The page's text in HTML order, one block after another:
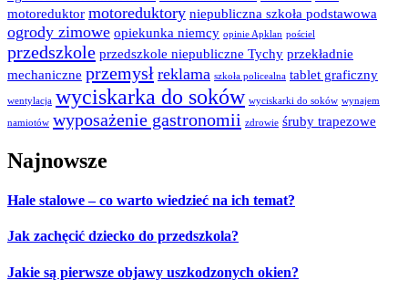
motoreduktor motoreduktory niepubliczna szkoła podstawowa
ogrody zimowe opiekunka niemcy opinie Apklan pościel
przedszkole przedszkole niepubliczne Tychy przekładnie
mechaniczne przemysł reklama szkoła policealna tablet graficzny
wentylacja wyciskarka do soków wyciskarki do soków wynajem
namiotów wyposażenie gastronomii zdrowie śruby trapezowe
Najnowsze
Hale stalowe – co warto wiedzieć na ich temat?
Jak zachęcić dziecko do przedszkola?
Jakie są pierwsze objawy uszkodzonych okien?